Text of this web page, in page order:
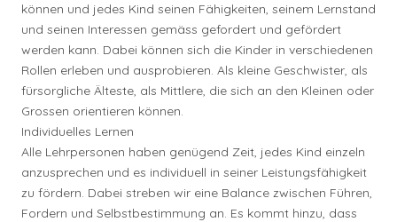
können und jedes Kind seinen Fähigkeiten, seinem Lernstand
und seinen Interessen gemäss gefordert und gefördert
werden kann. Dabei können sich die Kinder in verschiedenen
Rollen erleben und ausprobieren. Als kleine Geschwister, als
fürsorgliche Älteste, als Mittlere, die sich an den Kleinen oder
Grossen orientieren können.
Individuelles Lernen
Alle Lehrpersonen haben genügend Zeit, jedes Kind einzeln
anzusprechen und es individuell in seiner Leistungsfähigkeit
zu fördern. Dabei streben wir eine Balance zwischen Führen,
Fordern und Selbstbestimmung an. Es kommt hinzu, dass